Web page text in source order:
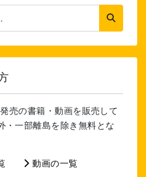
売の書籍・動画を販売して
・一部離島を除き無料とな
動画の一覧